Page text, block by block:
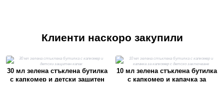
Клиенти наскоро закупили
30 мл зелена стъклена бутилка
с капкомер и детски защитен
10 мл зелена стъклена бутилка
с капкомер и капачка за